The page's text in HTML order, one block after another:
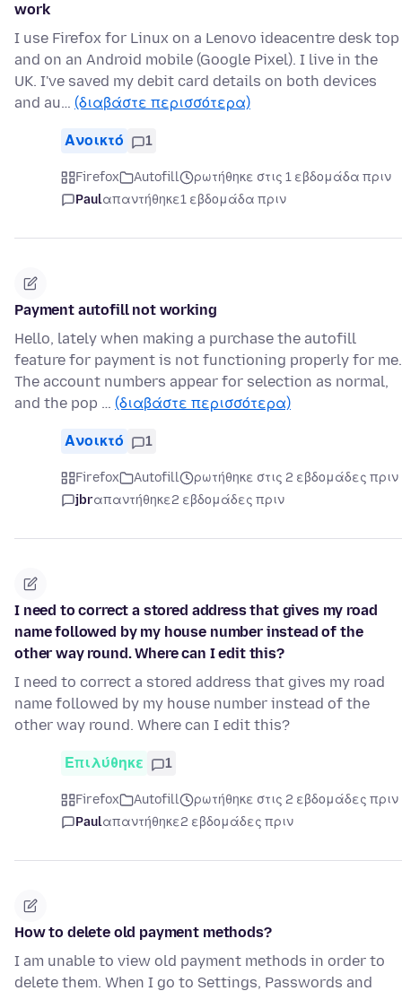
work
I use Firefox for Linux on a Lenovo ideacentre desk top
and on an Android mobile (Google Pixel). I live in the
UK. I've saved my debit card details on both devices
and au… (διαβάστε περισσότερα)
Ανοικτό 1
Firefox Autofill
ρωτήθηκε στις 1 εβδομάδα πριν
Paulαπαντήθηκε1 εβδομάδα πριν
Payment autofill not working
Hello, lately when making a purchase the autofill
feature for payment is not functioning properly for me.
The account numbers appear for selection as normal,
and the pop … (διαβάστε περισσότερα)
Ανοικτό 1
Firefox Autofill
ρωτήθηκε στις 2 εβδομάδες πριν
jbrαπαντήθηκε2 εβδομάδες πριν
I need to correct a stored address that gives my road
name followed by my house number instead of the
other way round. Where can I edit this?
I need to correct a stored address that gives my road
name followed by my house number instead of the
other way round. Where can I edit this?
Επιλύθηκε 1
Firefox Autofill
ρωτήθηκε στις 2 εβδομάδες πριν
Paulαπαντήθηκε2 εβδομάδες πριν
How to delete old payment methods?
I am unable to view old payment methods in order to
delete them. When I go to Settings, Passwords and